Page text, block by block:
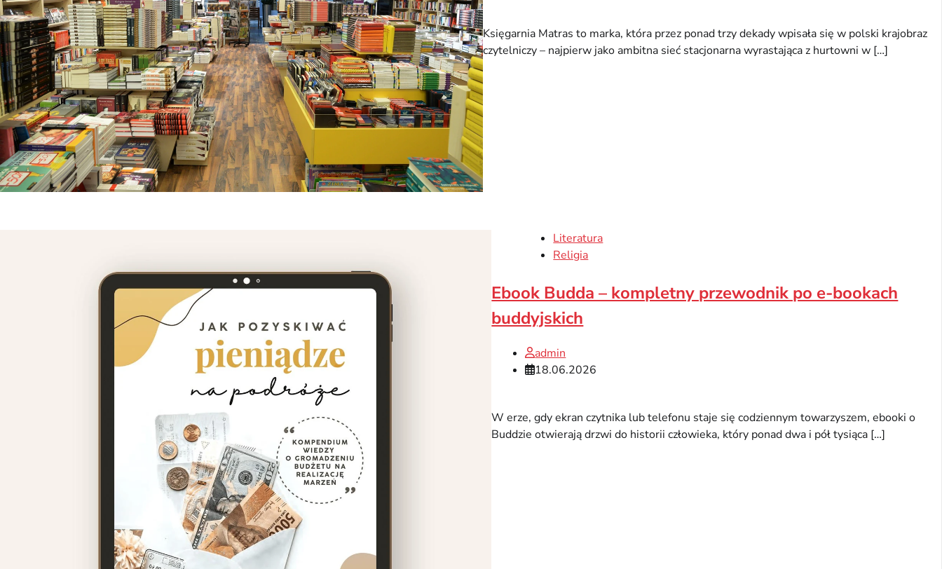
Księgarnia Matras to marka, która przez ponad trzy dekady wpisała się w polski krajobraz
czytelniczy – najpierw jako ambitna sieć stacjonarna wyrastająca z hurtowni w […]
Literatura
Religia
Ebook Budda – kompletny przewodnik po e-bookach
buddyjskich
admin
18.06.2026
W erze, gdy ekran czytnika lub telefonu staje się codziennym towarzyszem, ebooki o
Buddzie otwierają drzwi do historii człowieka, który ponad dwa i pół tysiąca […]